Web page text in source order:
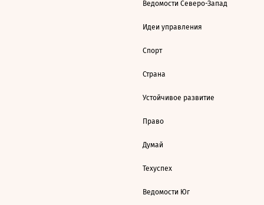
Ведомости Северо-Запад
Идеи управления
Спорт
Страна
Устойчивое развитие
Право
Думай
Техуспех
Ведомости Юг